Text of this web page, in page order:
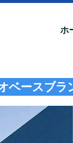
ホ
ベースブラ